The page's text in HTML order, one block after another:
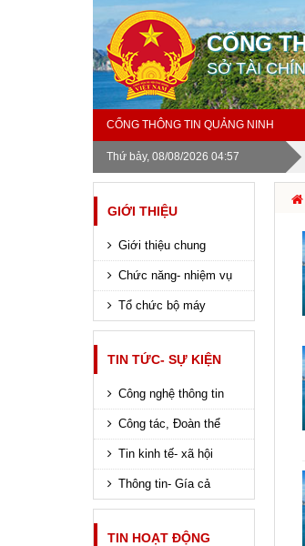
CỔNG
SỞ TÀI
CỔNG THÔNG TIN QUẢNG NINH
Thứ bảy, 08/08/2026 04:57
GIỚI THIỆU
Giới thiệu chung
Chức năng- nhiệm vụ
Tổ chức bộ máy
TIN TỨC- SỰ KIỆN
Công nghệ thông tin
Công tác, Đoàn thể
Tin kinh tế- xã hội
Thông tin- Gía cả
TIN HOẠT ĐỘNG